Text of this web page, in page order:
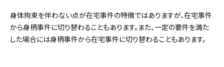
身体拘束を伴わない点が在宅事件の特徴ではありますが、在宅事件
から身柄事件に切り替わることもあります。また、一定の要件を満た
した場合には身柄事件から在宅事件に切り替わることもあります。